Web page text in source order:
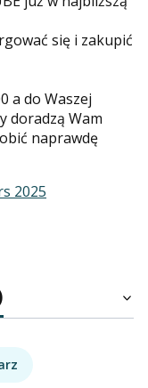
się i zakupić
a do Waszej
doradzą Wam
naprawdę
2025